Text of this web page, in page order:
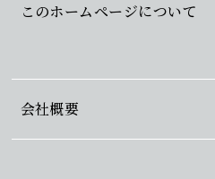
このホームページについて
会社概要